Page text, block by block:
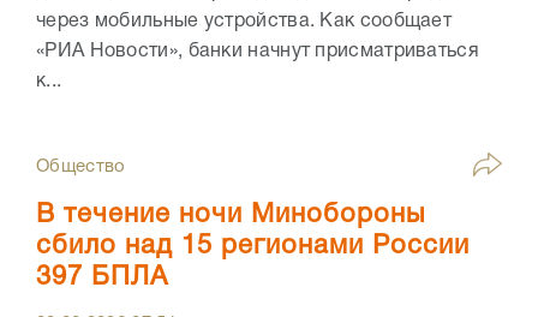
через мобильные устройства. Как сообщает
«РИА Новости», банки начнут присматриваться
к...
Общество
В течение ночи Минобороны
сбило над 15 регионами России
397 БПЛА